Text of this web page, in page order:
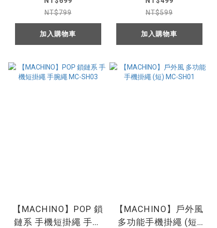
NT$799
加入購物車
NT$599
加入購物車
【MACHINO】POP 鎖
鏈系 手機短掛繩 手腕
【MACHINO】戶外風
多功能手機掛繩 (短)